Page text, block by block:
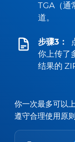
TGA（通
道。
步骤3：
你上传了
结果的
你一次最多可以
遵守合理使用原则